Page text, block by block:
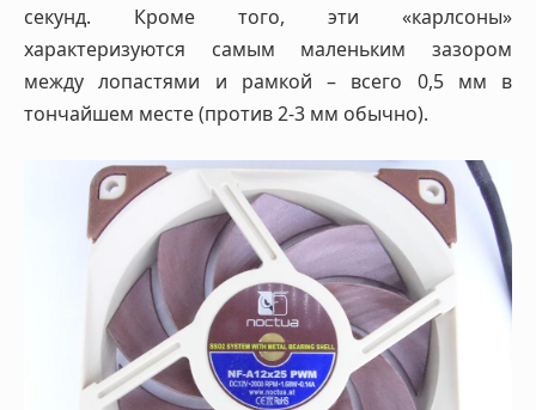
секунд. Кроме того, эти «карлсоны»
характеризуются самым маленьким зазором
между лопастями и рамкой – всего 0,5 мм в
тончайшем месте (против 2-3 мм обычно).